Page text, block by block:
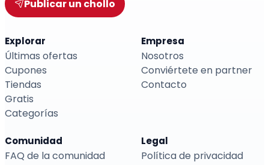
Publicar un chollo
Explorar
Últimas ofertas
Cupones
Tiendas
Gratis
Categorías
Empresa
Nosotros
Conviértete en partner
Contacto
Comunidad
FAQ de la comunidad
Legal
Política de privacidad